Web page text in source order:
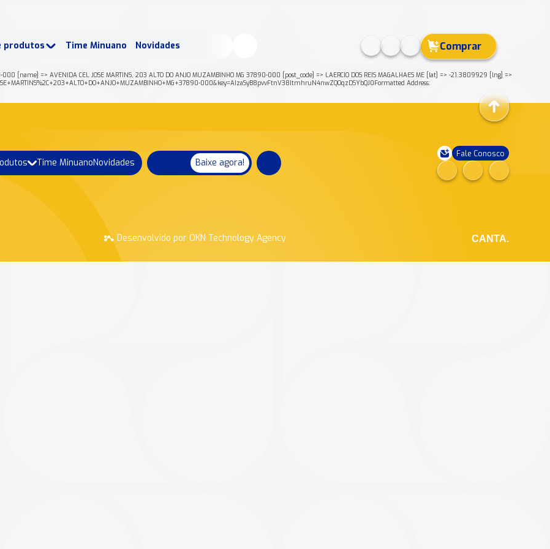
produtos Time Minuano Novidades Comprar
[name] => AVENIDA CEL JOSE MARTINS, 203 ALTO DO ANJO MUZAMBINHO MG 37890-000 [post_code] => LAERCIO DOS REIS MAGALHAES ME [lat] => -21.3809929 [lng] =>
000&key=AIzaSyB8pvvFtnV38ItmhruN4nwZQOqzDSYbQJ0Formatted Address:
Time MinuanoNovidades Baixe agora!
Fale Conosco
Desenvolvido por OKN Technology Agency CANTA.